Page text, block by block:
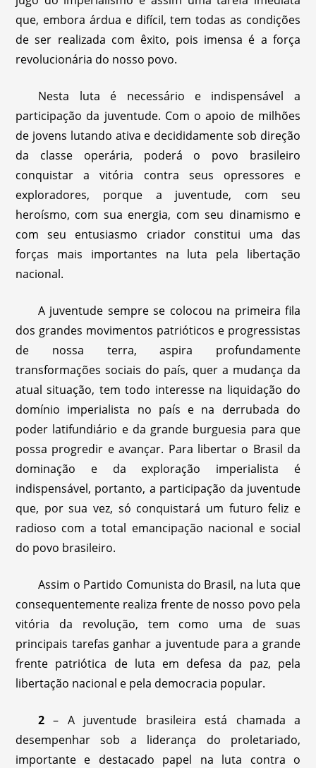
que, embora árdua e difícil, tem todas as condições
de ser realizada com êxito, pois imensa é a força
revolucionária do nosso povo.
Nesta luta é necessário e indispensável a
participação da juventude. Com o apoio de milhões
de jovens lutando ativa e decididamente sob direção
da classe operária, poderá o povo brasileiro
conquistar a vitória contra seus opressores e
exploradores, porque a juventude, com seu
heroísmo, com sua energia, com seu dinamismo e
com seu entusiasmo criador constitui uma das
forças mais importantes na luta pela libertação
nacional.
A juventude sempre se colocou na primeira fila
dos grandes movimentos patrióticos e progressistas
de nossa terra, aspira profundamente
transformações sociais do país, quer a mudança da
atual situação, tem todo interesse na liquidação do
domínio imperialista no país e na derrubada do
poder latifundiário e da grande burguesia para que
possa progredir e avançar. Para libertar o Brasil da
dominação e da exploração imperialista é
indispensável, portanto, a participação da juventude
que, por sua vez, só conquistará um futuro feliz e
radioso com a total emancipação nacional e social
do povo brasileiro.
Assim o Partido Comunista do Brasil, na luta que
consequentemente realiza frente de nosso povo pela
vitória da revolução, tem como uma de suas
principais tarefas ganhar a juventude para a grande
frente patriótica de luta em defesa da paz, pela
libertação nacional e pela democracia popular.
2 – A juventude brasileira está chamada a
desempenhar sob a liderança do proletariado,
importante e destacado papel na luta contra o